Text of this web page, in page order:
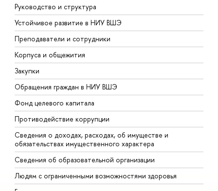
Руководство и структура
Устойчивое развитие в НИУ ВШЭ
Преподаватели и сотрудники
Корпуса и общежития
Закупки
Обращения граждан в НИУ ВШЭ
Фонд целевого капитала
Противодействие коррупции
Сведения о доходах, расходах, об имуществе и
обязательствах имущественного характера
Сведения об образовательной организации
Людям с ограниченными возможностями здоровья